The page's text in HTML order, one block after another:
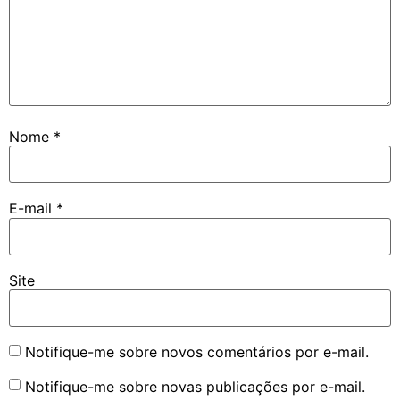
Nome *
E-mail *
Site
Notifique-me sobre novos comentários por e-mail.
Notifique-me sobre novas publicações por e-mail.